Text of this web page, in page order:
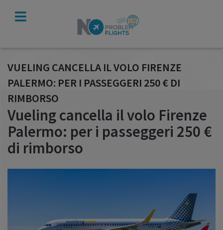
VUELING CANCELLA IL VOLO FIRENZE
PALERMO: PER I PASSEGGERI 250 € DI
RIMBORSO
Vueling cancella il volo Firenze
Palermo: per i passeggeri 250 €
di rimborso